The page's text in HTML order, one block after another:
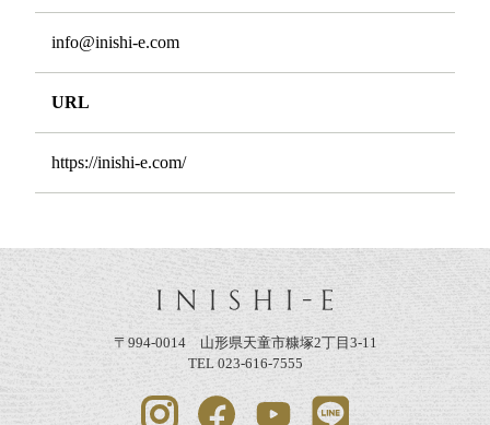
info@inishi-e.com
URL
https://inishi-e.com/
〒994-0014 山形県天童市糠塚2丁目3-11
TEL 023-616-7555